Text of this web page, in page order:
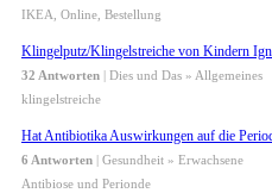
IKEA, Online, Bestellung
Klingelputz/Klingelstreiche von Kindern
32 Antworten | Dies und Das » Allgemeines
klingelstreiche
Hat Antibiotika Auswirkungen auf die
6 Antworten | Gesundheit » Erwachsene
Antibiose und Perionde